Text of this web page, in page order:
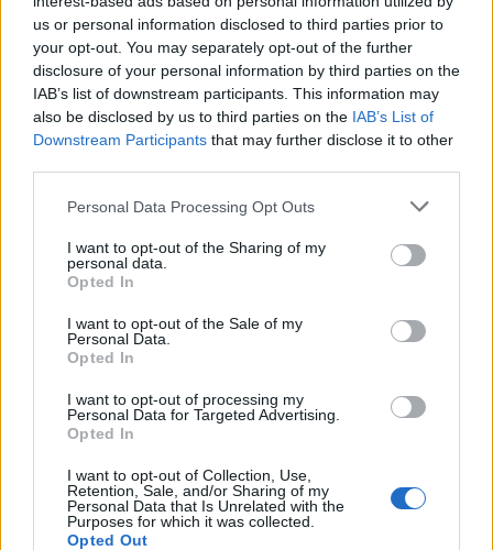
us or personal information disclosed to third parties prior to
your opt-out. You may separately opt-out of the further
disclosure of your personal information by third parties on the
IAB’s list of downstream participants. This information may
also be disclosed by us to third parties on the IAB’s List of
Downstream Participants that may further disclose it to other
Please note that this website/app uses one or more Google
not limited to your visit or usage behaviour. You may click to
grant or deny consent to Google and its third-party tags to
use your data for below specified purposes in below Google
consent section.
Personal Data Processing Opt Outs
I want to opt-out of the Sharing of my
personal data.
Opted In
I want to opt-out of the Sale of my
Personal Data.
Opted In
I want to opt-out of processing my
Personal Data for Targeted Advertising.
Opted In
I want to opt-out of Collection, Use,
Retention, Sale, and/or Sharing of my
Personal Data that Is Unrelated with the
Purposes for which it was collected.
Opted Out
Νωρίς το πρωί της Τρίτης και πριν από την
έναρξη της εκεχειρίας το Ιράνεξαπέλυσε μια
νέα σφοδρή πυραυλική επίθεση στο Ισραήλ
σκοτώνοντας τουλάχιστον 5 άτομα και
Σεβά.
Είναι χαρακτηριστικό ότι οι σειρήνες ήχησαν
προειδοποιώντας τους κατοίκους για μια νέα
πυραυλική επίθεση.
ΔΙΑΦΗΜΙΣΗ